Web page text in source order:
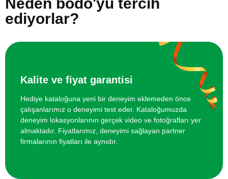
Heykel Atölyesi
1000 TL
İki Kişi için Airsoft Poligonunda Atış
Deneyimi
ediyorlar?
Kalite ve fiyat garantisi
Hediye kataloğuna yeni bir deneyim eklemeden önce
çalışanlarımız o deneyimi test eder. Kataloğumuzda
deneyim lokasyonlarının gerçek video ve fotoğrafları yer
almaktadır. Fiyatlarımız, deneyimi sağlayan partner
firmalarının fiyatları ile aynıdır.